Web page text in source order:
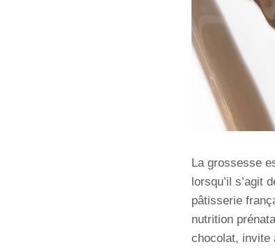
La grossesse
lorsqu’il s’agit
pâtisserie
nutrition
chocolat, invite